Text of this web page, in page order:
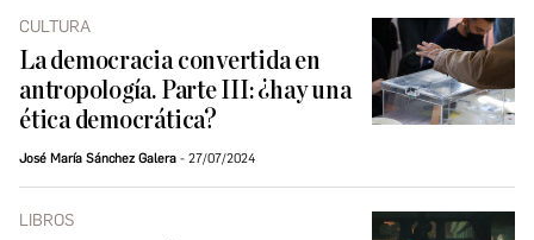
CULTURA
La democracia convertida en
antropología. Parte III: ¿hay una
ética democrática?
José María Sánchez Galera 27/07/2024
LIBROS